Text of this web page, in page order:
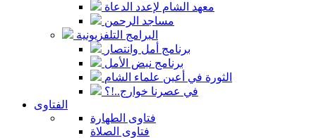
معهد الشام لإعدد الدعاة
مساجد الرحمن
البرامج التلفزيونية
برنامج أمل وانتصار
برنامج نبض الأمل
الثورة في أعين علماء الشام
في عصرنا خوارج..!؟
الفتاوى
فتاوى الطهارة
فتاوى الصلاة